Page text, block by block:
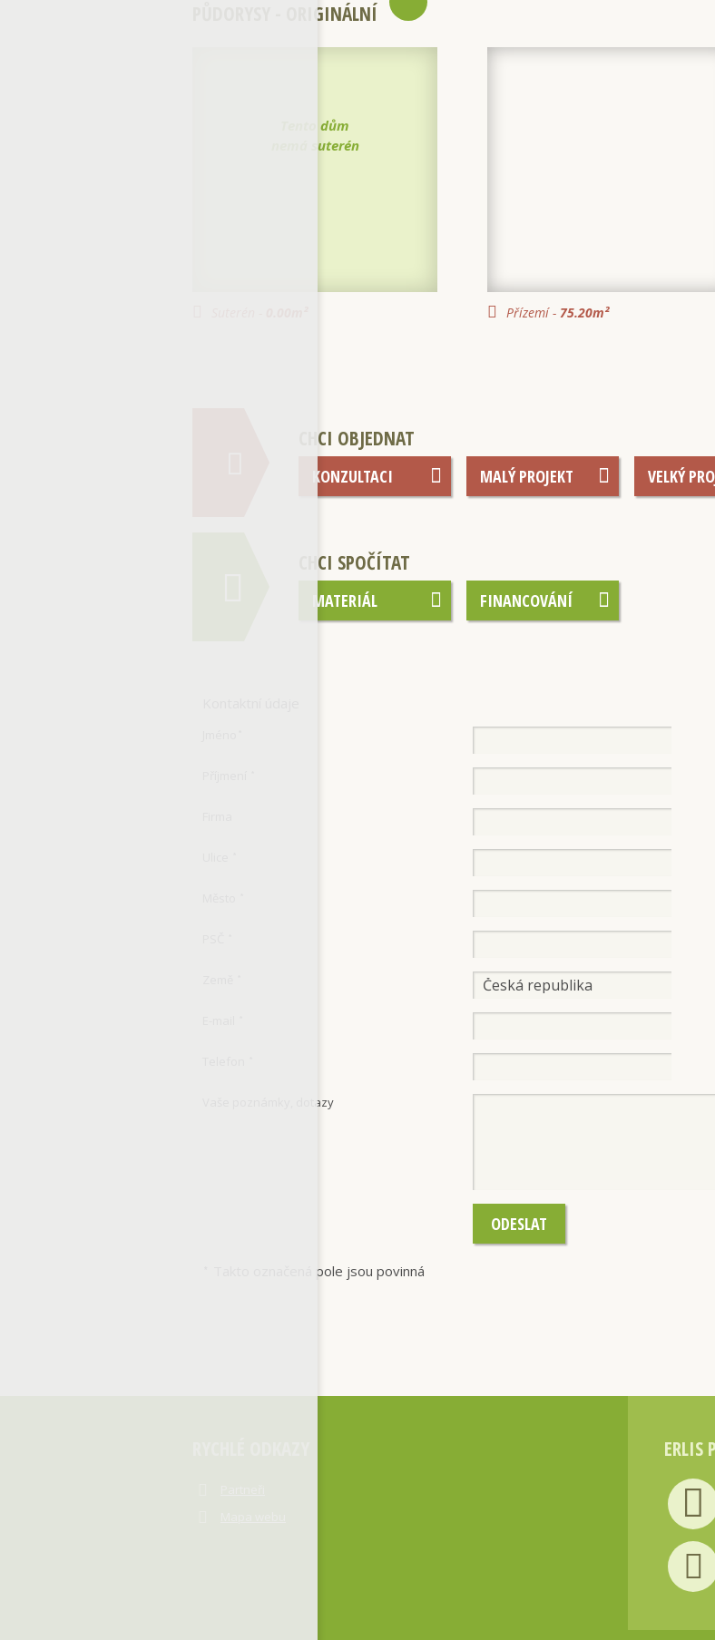
PŮDORYSY - ORIGINÁLNÍ
Tento dům
nemá suterén
Přízemí - 75.20m²
CHCI OBJEDNAT
KONZULTACI MALÝ PROJEKT VELKÝ
CHCI SPOČÍTAT
MATERIÁL FINANCOVÁNÍ
Vaše poznámky, dotazy
ODESLAT
Takto označená pole jsou povinná
ERLIS